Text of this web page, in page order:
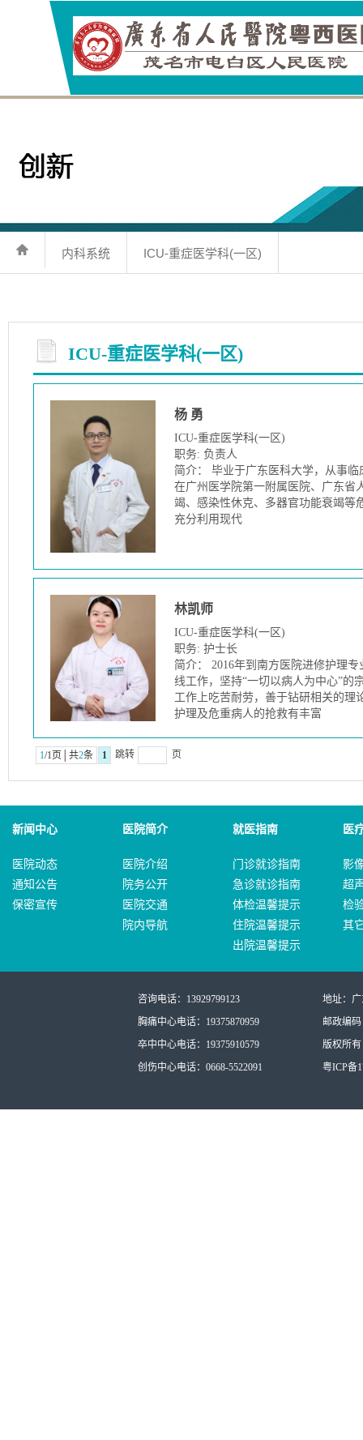
内科系统 ICU-重症医学科(一区)
ICU-重症医学科(一区)
杨 勇
ICU-重症医学科(一区)
职务: 负责人
简介： 毕业于广东医科大学，从事
在广州医学院第一附属医院、广东省
竭、感染性休克、多器官功能衰竭等
充分利用现代
林凯师
ICU-重症医学科(一区)
职务: 护士长
简介： 2016年到南方医院进修护理
线工作，坚持“一切以病人为中心”的
工作上吃苦耐劳，善于钻研相关的理
护理及危重病人的抢救有丰富
1/1页│共2条 1 跳转 页
新闻中心 医院简介 就医指南 医
医院动态
通知公告
保密宣传
医院介绍
院务公开
医院交通
院内导航
门诊就诊指南
急诊就诊指南
体检温馨提示
住院温馨提示
出院温馨提示
影
超
检
其
咨询电话：13929799123
胸痛中心电话：19375870959
卒中中心电话：19375910579
创伤中心电话：0668-5522091
地址：
邮政编码
版权所
粤ICP备